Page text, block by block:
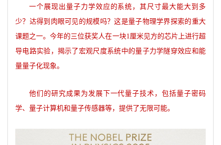
一个展现出量子力学效应的系统，其尺寸最大能大到多
少？达得到肉眼可见的规模吗？这是量子物理学界探索的重大
课题之一。今年的三位获奖人在一块1厘米见方的芯片上进行超
导电路实验，揭示了宏观尺度系统中的量子力学隧穿效应和能
量量子化现象。
他们的研究成果为发展下一代量子技术，包括量子密码
学、量子计算机和量子传感器等，提供了无限可能。